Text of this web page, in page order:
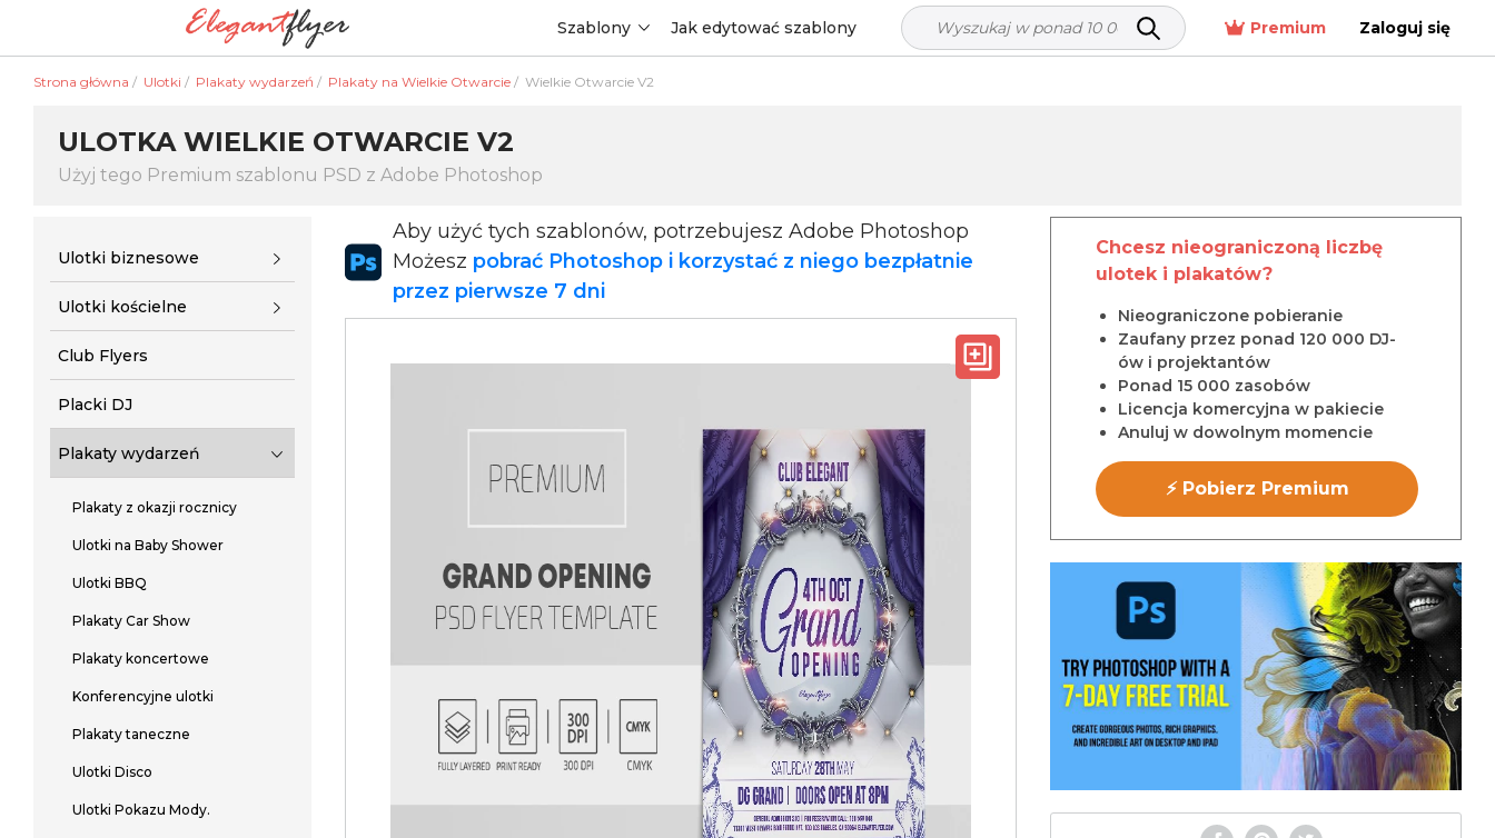
Szablony Jak edytować szablony Premium Zaloguj się
Strona główna / Ulotki / Plakaty wydarzeń / Plakaty na Wielkie Otwarcie / Wielkie Otwarcie V2
ULOTKA WIELKIE OTWARCIE V2
Użyj tego Premium szablonu PSD z Adobe Photoshop
Ulotki biznesowe
Ulotki kościelne
Club Flyers
Placki DJ
Plakaty wydarzeń
Plakaty z okazji rocznicy
Ulotki na Baby Shower
Ulotki BBQ
Plakaty Car Show
Plakaty koncertowe
Konferencyjne ulotki
Plakaty taneczne
Ulotki Disco
Ulotki Pokazu Mody.
Aby użyć tych szablonów, potrzebujesz Adobe Photoshop
Możesz pobrać Photoshop i korzystać z niego bezpłatnie
przez pierwsze 7 dni
Chcesz nieograniczoną liczbę
ulotek i plakatów?
Nieograniczone pobieranie
Zaufany przez ponad 120 000 DJ-
ów i projektantów
Ponad 15 000 zasobów
Licencja komercyjna w pakiecie
Anuluj w dowolnym momencie
⚡ Pobierz Premium